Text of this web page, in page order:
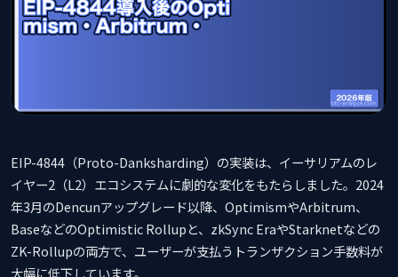
EIP-4844（Proto-Danksharding）の実装は、イーサリアムのレ
イヤー2（L2）エコシステムに劇的な変化をもたらしました。2024
年3月のDencunアップグレード以降、OptimismやArbitrum、
BaseなどのOptimistic Rollupと、zkSync EraやStarknetなどの
ZK-Rollupの両方で、ユーザーが支払うトランザクション手数料が
大幅に低下しています。